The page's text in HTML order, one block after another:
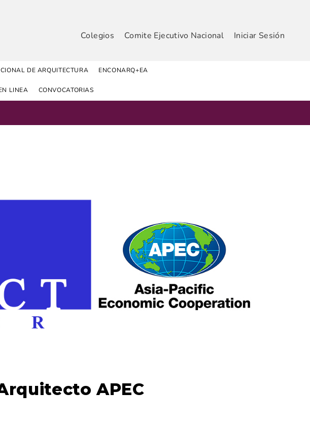
Colegios Comite Ejecutivo Nacional Iniciar Sesión
DE ARQUITECTURA ENCONARQ+EA
LINEA CONVOCATORIAS
APEC